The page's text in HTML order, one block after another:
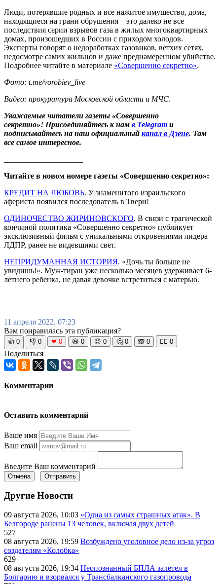
Люди, потерявшие родных и все нажитое имущество, дома,
находящиеся на грани обрушения – это далеко не все
последствия серии взрывов газа в жилых многоквартирных
домах, произошедших в России с приходом холодов.
Эксперты говорят о недоработках газовиков, ветхих сетях,
недосмотре самих жильцов и даже преднамеренном убийстве.
Подробнее читайте в материале «Совершенно секретно».
Фото: t.me/vorobiev_live
Видео: прокуратура Московской области и МЧС.
Уважаемые читатели газеты «Совершенно
секретно»! Присоединяйтесь к нам в Telegram и
подписывайтесь на наш официальный канал в Дзене. Там
все самое интересное.
Читайте в новом номере газеты «Совершенно секретно»:
КРЕДИТ НА ЛЮБОВЬ. У знаменитого израильского
афериста появился последователь в Твери!
ОДИНОЧЕСТВО ЖИРИНОВСКОГО. В связи с трагической
кончиной политика «Совершенно секретно» публикует
эксклюзивный фильм с уникальными откровениями лидера
ЛДПР, ранее не видевшими свет.
НЕПРИДУМАННАЯ ИСТОРИЯ. «Дочь ты больше не
увидишь!». Муж-тиран уже несколько месяцев удерживает 6-
летнего ребенка, не давая девочке встретиться с матерью.
11 апреля 2022, 07:23
Вам понравилась эта публикация?
👍 0 👎 0 ❤ 0 😆 0 😡 0 🤔 0 🙈 0 🧘‍♀️ 0
Поделиться
Комментарии
Оставить комментарий
Ваше имя
Ваш email
Введите Ваш комментарий
Отмена Отправить
Другие Новости
09 августа 2026, 10:03 «Одна из самых страшных атак». В
Белгороде ранены 13 человек, включая двух детей
527
08 августа 2026, 19:59 Возбуждено уголовное дело из-за угроз
создателям «Колобка»
629
08 августа 2026, 19:34 Неопознанный БПЛА залетел в
Болгарию и взорвался у Трансбалканского газопровода